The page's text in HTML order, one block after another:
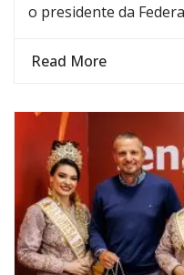
o presidente da
Read More